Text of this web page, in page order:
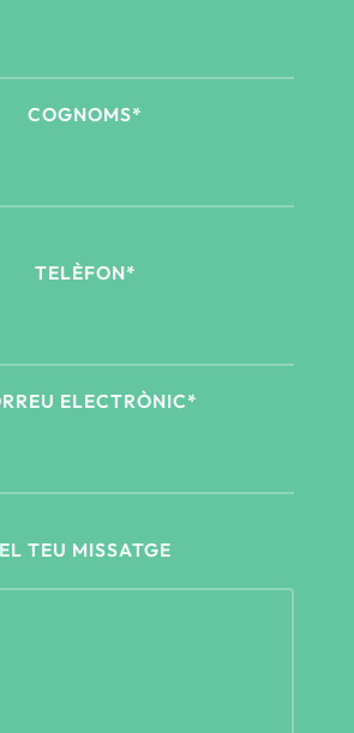
COGNOMS*
TELÈFON*
ELECTRÒNIC*
EL TEU MISSATGE